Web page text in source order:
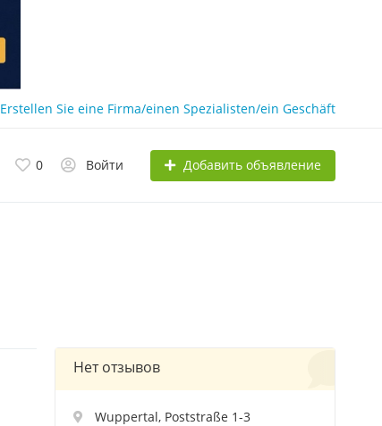
Erstellen Sie eine Firma/einen Spezialisten/ein Geschäft
0 Войти Добавить объявление
Нет отзывов
Wuppertal, Poststraße 1-3